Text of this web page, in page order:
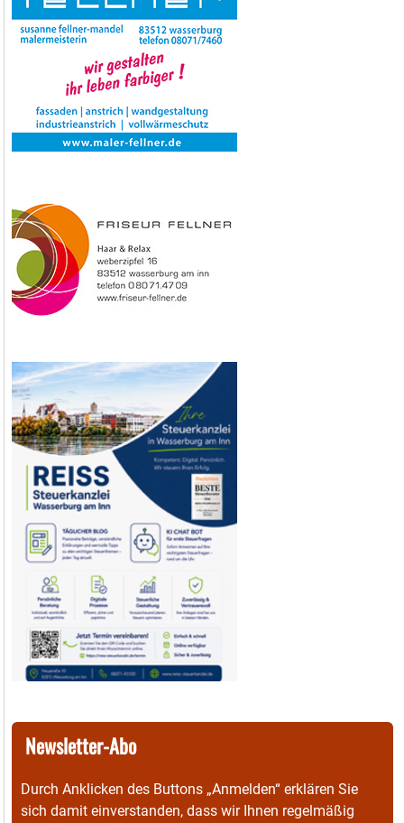
Newsletter-Abo
Durch Anklicken des Buttons „Anmelden“ erklären Sie
sich damit einverstanden, dass wir Ihnen regelmäßig